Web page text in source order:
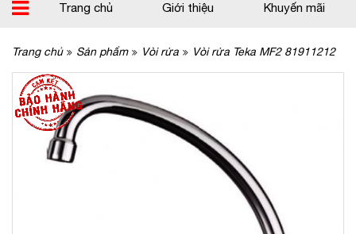
Trang chủ Giới thiệu Khuyến mãi
Trang chủ Sản phẩm Vòi rửa Vòi rửa Teka MF2 81911212